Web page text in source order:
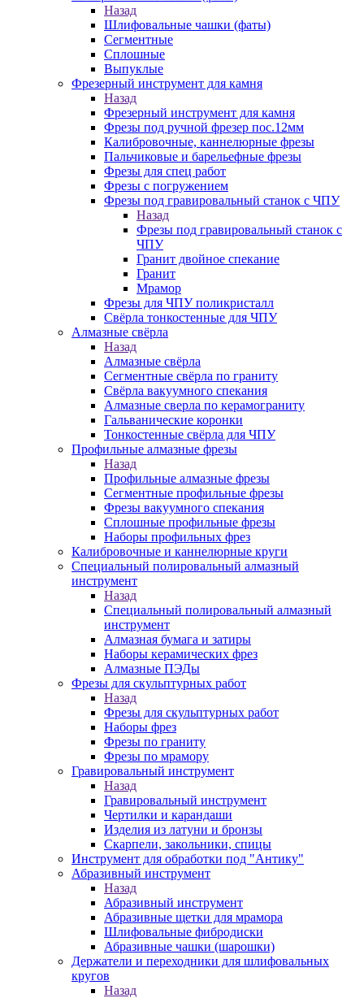
Назад
Шлифовальные чашки (фаты)
Сегментные
Сплошные
Выпуклые
Фрезерный инструмент для камня
Назад
Фрезерный инструмент для камня
Фрезы под ручной фрезер пос.12мм
Калибровочные, каннелюрные фрезы
Пальчиковые и барельефные фрезы
Фрезы для спец работ
Фрезы с погружением
Фрезы под гравировальный станок с ЧПУ
Назад
Фрезы под гравировальный станок с
ЧПУ
Гранит двойное спекание
Гранит
Мрамор
Фрезы для ЧПУ поликристалл
Свёрла тонкостенные для ЧПУ
Алмазные свёрла
Назад
Алмазные свёрла
Сегментные свёрла по граниту
Свёрла вакуумного спекания
Алмазные сверла по керамограниту
Гальванические коронки
Тонкостенные свёрла для ЧПУ
Профильные алмазные фрезы
Назад
Профильные алмазные фрезы
Сегментные профильные фрезы
Фрезы вакуумного спекания
Сплошные профильные фрезы
Наборы профильных фрез
Калибровочные и каннелюрные круги
Специальный полировальный алмазный
инструмент
Назад
Специальный полировальный алмазный
инструмент
Алмазная бумага и затиры
Наборы керамических фрез
Алмазные ПЭДы
Фрезы для скульптурных работ
Назад
Фрезы для скульптурных работ
Наборы фрез
Фрезы по граниту
Фрезы по мрамору
Гравировальный инструмент
Назад
Гравировальный инструмент
Чертилки и карандаши
Изделия из латуни и бронзы
Скарпели, закольники, спицы
Инструмент для обработки под "Антику"
Абразивный инструмент
Назад
Абразивный инструмент
Абразивные щетки для мрамора
Шлифовальные фибродиски
Абразивные чашки (шарошки)
Держатели и переходники для шлифовальных
кругов
Назад